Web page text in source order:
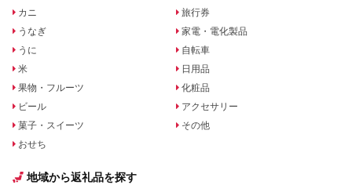
カニ
うなぎ
うに
米
果物・フルーツ
ビール
菓子・スイーツ
おせち
旅行券
家電・電化製品
自転車
日用品
化粧品
アクセサリー
その他
地域から返礼品を探す